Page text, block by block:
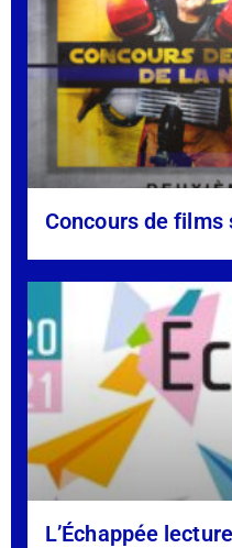
Concours de films
L’Échappée lecture